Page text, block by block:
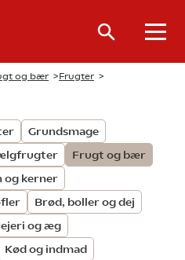
og bær >Frugter >
Grundsmage
Frugt og bær
og kerner
Brød, boller og dej
og æg
Kød og indmad